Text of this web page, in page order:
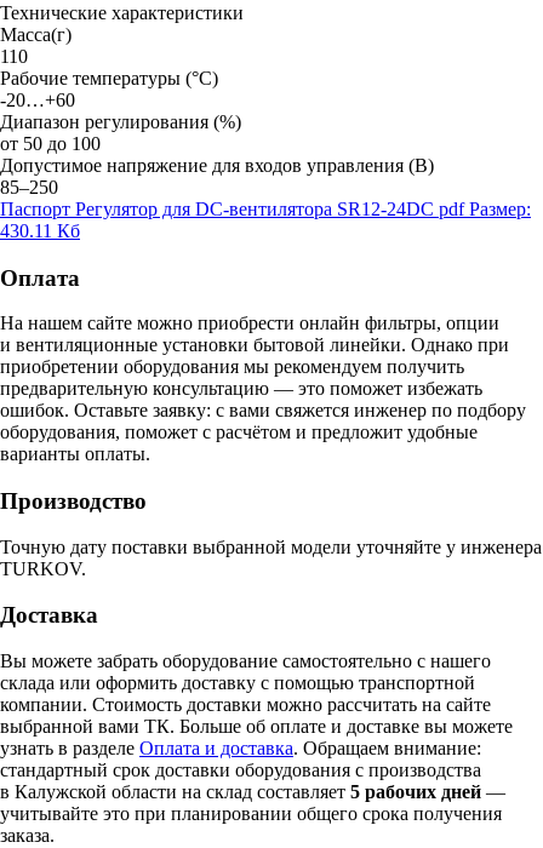
Технические характеристики
Масса(г)
110
Рабочие температуры (°C)
-20…+60
Диапазон регулирования (%)
от 50 до 100
Допустимое напряжение для входов управления (В)
85–250
Паспорт Регулятор для DC-вентилятора SR12-24DC pdf Размер:
430.11 Кб
Оплата
На нашем сайте можно приобрести онлайн фильтры, опции
и вентиляционные установки бытовой линейки. Однако при
приобретении оборудования мы рекомендуем получить
предварительную консультацию — это поможет избежать
ошибок. Оставьте заявку: с вами свяжется инженер по подбору
оборудования, поможет с расчётом и предложит удобные
варианты оплаты.
Производство
Точную дату поставки выбранной модели уточняйте у инженера
TURKOV.
Доставка
Вы можете забрать оборудование самостоятельно с нашего
склада или оформить доставку с помощью транспортной
компании. Стоимость доставки можно рассчитать на сайте
выбранной вами ТК. Больше об оплате и доставке вы можете
узнать в разделе Оплата и доставка. Обращаем внимание:
стандартный срок доставки оборудования с производства
в Калужской области на склад составляет 5 рабочих дней —
учитывайте это при планировании общего срока получения
заказа.